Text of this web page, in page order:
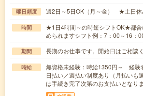
曜日頻度 週2日～5日OK（月～金） ★土日休
時間
★1日4時間～の時短シフトOK★都合
められますシフト例：7：00～16：
期間 長期のお仕事です。開始日はご相
時給
無資格未経験：時給1350円～ 経
日払い／週払い制度あり（月払いも
は手続き完了次第のお支払いとなりま